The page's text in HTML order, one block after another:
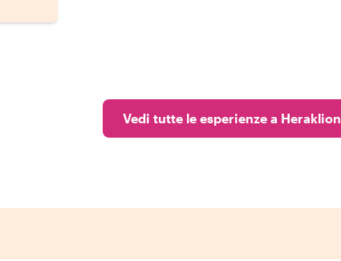
Vedi tutte le esperienze a Heraklion